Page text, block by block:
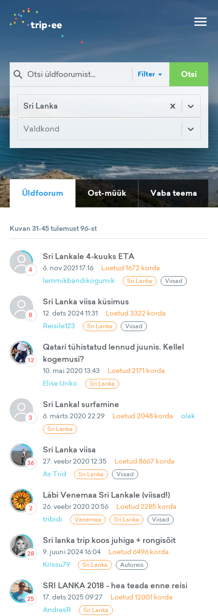
Filter Otsi
Sri Lanka
Valdkond
Üldfoorum Ost-müük Vaba teema
Kuvan 31-45 tulemust 96-st
4
Sri Lankale 4-kuuks ETA
6. nov 2021 17:16 Loetud 1672 korda
lemmikbändikogumik
Sri Lanka Viisad
8
Sri Lanka viisa küsimus
12. dets 2024 11:31 Loetud 3322 korda
Reisile123
Sri Lanka Viisad
12
Qatari tühistatud lennud juunis. Kellel
kogemusi?
10. mai 2020 13:43 Loetud 2171 korda
Elise Uriko
Sri Lanka
3
Sri Lankal surfamine
6. märts 2020 22:29 Loetud 2048 korda olak
Sri Lanka
36
Sri Lanka viisa
27. veebr 2020 12:35 Loetud 8667 korda
As Trid
Sri Lanka Viisad
2
Läbi Venemaa Sri Lankale (viisad!)
26. veebr 2020 20:56 Loetud 2285 korda
tribidi
Venemaa Sri Lanka Viisad
28
Sri lanka trip koos juhiga + rongisõit
9. juuni 2024 16:04 Loetud 6496 korda
Krissu79
Sri Lanka Autoreis
25
SRI LANKA 2018 - hea teada enne reisi
17. dets 2025 09:27 Loetud 12001 korda
AndresR
Sri Lanka